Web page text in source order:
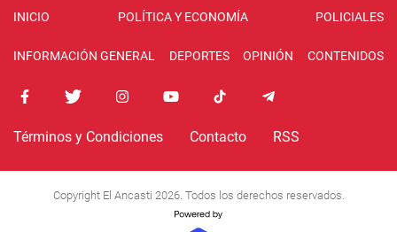
INICIO POLÍTICA Y ECONOMÍA POLICIALES
INFORMACIÓN GENERAL DEPORTES OPINIÓN CONTENIDOS
Términos y Condiciones Contacto RSS
Copyright El Ancasti 2026. Todos los derechos reservados.